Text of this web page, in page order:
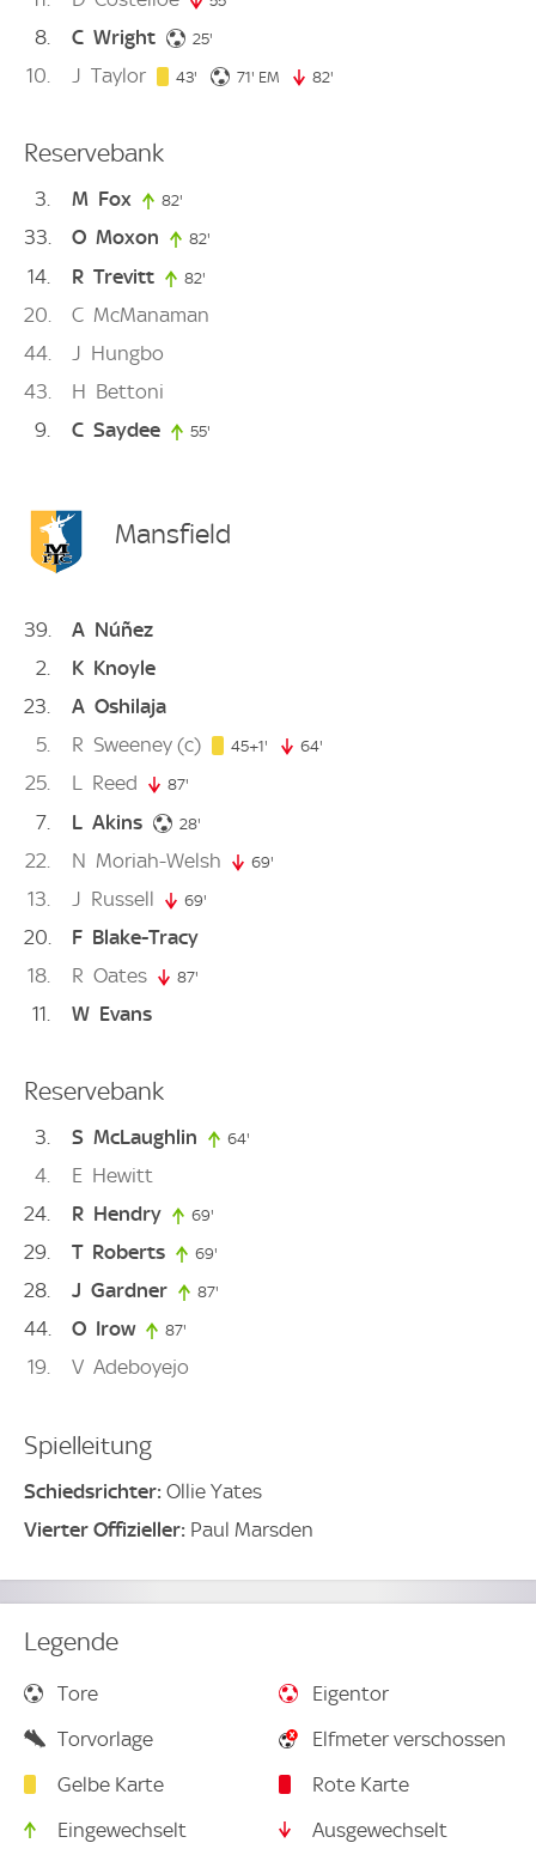
8 C Wright 25'
10 J Taylor 43' 43. minute
71' 71. minute
EM 82'
Reservebank
3 M Fox 82'
33 O Moxon 82'
14 R Trevitt 82'
20 C McManaman
44
J Hungbo
43
H Bettoni
9
C Saydee 55'
Mansfield
39 A Núñez
2
K Knoyle
23
A Oshilaja
5
R Sweeney (c) 45+1' 46. minute
64'
25 L Reed 87'
7 L Akins 28'
22 N Moriah-Welsh 69'
13 J Russell 69'
20 F Blake-Tracy
18
R Oates 87'
11 W Evans
Reservebank
3 S McLaughlin 64'
4 E Hewitt
24
R Hendry 69'
29 T Roberts 69'
28 J Gardner 87'
44 O Irow 87'
19 V Adeboyejo
Spielleitung
Schiedsrichter: Ollie Yates
Vierter Offizieller: Paul Marsden
Legende
Tore
Eigentor
Torvorlage
Elfmeter verschossen
Gelbe Karte
Rote Karte
Eingewechselt
Ausgewechselt